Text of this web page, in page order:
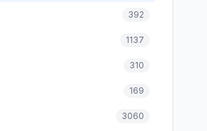
392
1137
310
169
3060